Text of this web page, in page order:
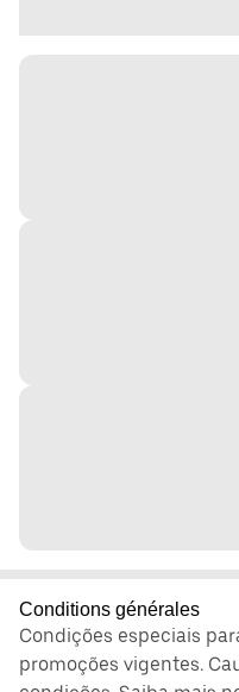
Conditions générales
Condições especiais
promoções vigentes.